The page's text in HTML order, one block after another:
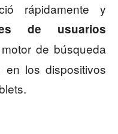
rápidamente y
de usuarios
de búsqueda
en los dispositivos